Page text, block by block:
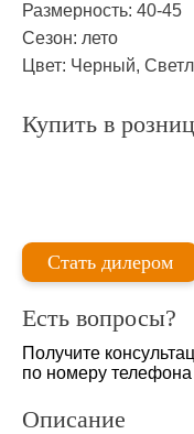
Размерность: 40-45
Сезон: лето
Цвет: Черный,
Купить в
Стать дилером
Есть вопросы?
Получите
по номеру телефона
Описание